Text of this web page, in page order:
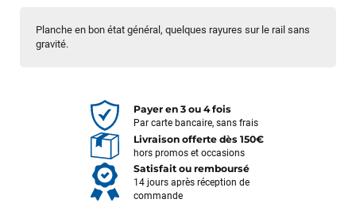
Planche en bon état général, quelques rayures sur le rail sans
gravité.
Payer en 3 ou 4 fois
Par carte bancaire, sans frais
Livraison offerte dès 150€
hors promos et occasions
Satisfait ou remboursé
14 jours après réception de
commande